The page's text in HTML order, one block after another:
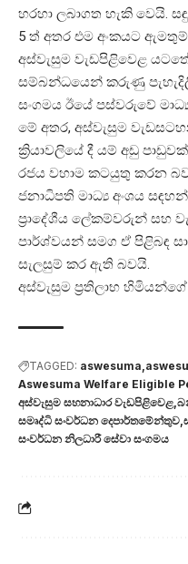
හරහා ලබාගත හැකි වෙයි.
5 ත් අතර එම අංකයට ඇමතුම්
අස්වැසුම වැඩපිළිවෙළ
සම්බන්ධයෙන් කරුණු
සංගමය ඊයේ පස්වරුවේ
මේ අතර, අස්වැසුම
ක්‍රියාවලියේ දී යම් අඩු
රජය වහාම කටයුතු කරන බව
ජනාධිපති මාධ්‍ය අංශය
ප්‍රාදේශීය ලේකම්වරුන් සහ
පාර්ශ්වයන් සමග ඒ පිළිබඳ
සැලසුම් කර ඇති බවයි.
අස්වැසුම ප්‍රතිලාභ
TAGGED: aswesuma
Aswesuma Welfare Eligible
අස්වැසුම සහනාධාර වැඩපිළිවෙළ
සමෘද්ධි සංවර්ධන දෙපාර්තමේන්තුව
සංවර්ධන නිලධාරී සේවා සංගමය